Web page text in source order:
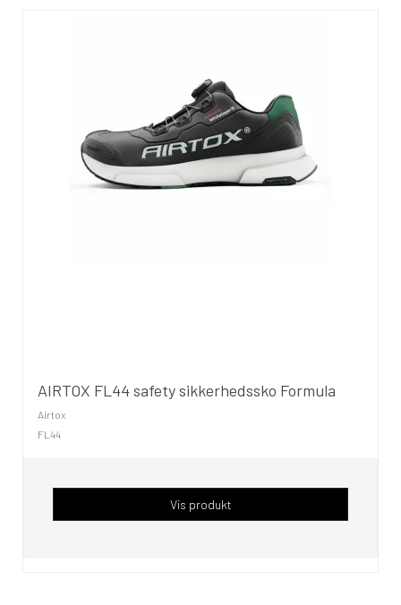
AIRTOX FL44 safety sikkerhedssko Formula
Airtox
FL44
Vis produkt